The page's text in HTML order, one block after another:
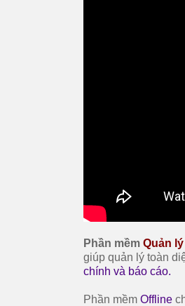
Phần mềm Quản
giúp quản lý toàn
chính và báo cáo.
Phần mềm Offline